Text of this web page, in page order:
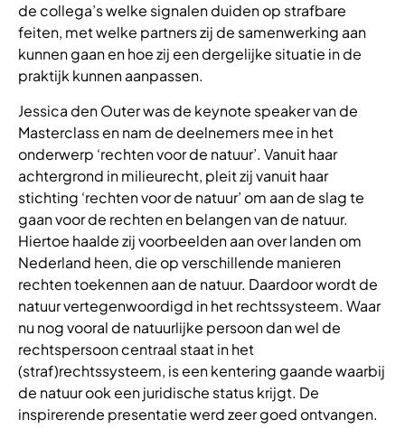
de collega’s welke signalen duiden op strafbare
feiten, met welke partners zij de samenwerking aan
kunnen gaan en hoe zij een dergelijke situatie in de
praktijk kunnen aanpassen.
Jessica den Outer was de keynote speaker van de
Masterclass en nam de deelnemers mee in het
onderwerp ‘rechten voor de natuur’. Vanuit haar
achtergrond in milieurecht, pleit zij vanuit haar
stichting ‘rechten voor de natuur’ om aan de slag te
gaan voor de rechten en belangen van de natuur.
Hiertoe haalde zij voorbeelden aan over landen om
Nederland heen, die op verschillende manieren
rechten toekennen aan de natuur. Daardoor wordt de
natuur vertegenwoordigd in het rechtssysteem. Waar
nu nog vooral de natuurlijke persoon dan wel de
rechtspersoon centraal staat in het
(straf)rechtssysteem, is een kentering gaande waarbij
de natuur ook een juridische status krijgt. De
inspirerende presentatie werd zeer goed ontvangen.